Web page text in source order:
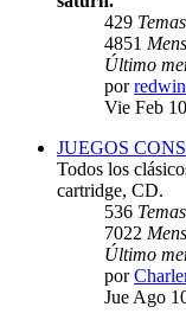
429 Temas
4851
Último
por
Vie Feb
JUEGOS
Todos los
cartridge, CD.
536 Temas
7022
Último
por
Jue Ago